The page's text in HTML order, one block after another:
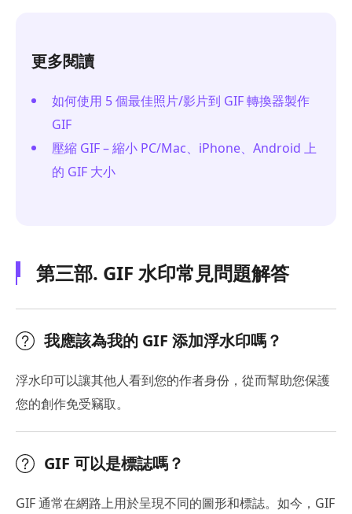
更多閱讀
如何使用 5 個最佳照片/影片到 GIF 轉換器製作
GIF
壓縮 GIF – 縮小 PC/Mac、iPhone、Android 上
的 GIF 大小
第三部. GIF 水印常見問題解答
我應該為我的 GIF 添加浮水印嗎？
浮水印可以讓其他人看到您的作者身份，從而幫助您保護
您的創作免受竊取。
GIF 可以是標誌嗎？
GIF 通常在網路上用於呈現不同的圖形和標誌。如今，GIF